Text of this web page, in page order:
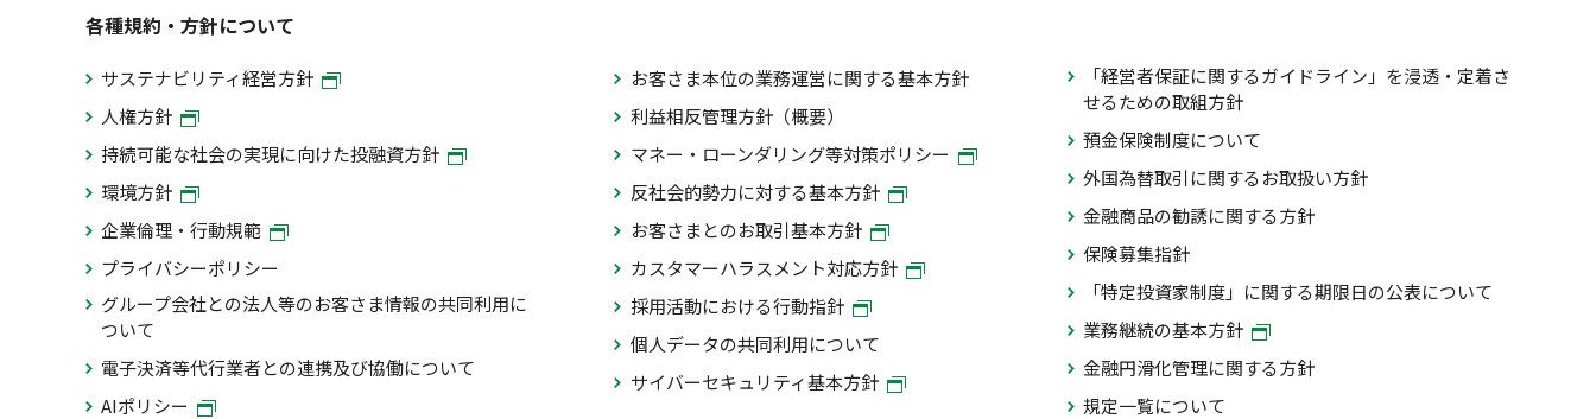
各種規約・方針について
サステナビリティ経営方針
人権方針
持続可能な社会の実現に向けた投融資方針
環境方針
企業倫理・行動規範
プライバシーポリシー
グループ会社との法人等のお客さま情報の共同利用に
ついて
電子決済等代行業者との連携及び協働について
AIポリシー
お客さま本位の業務運営に関する基本方針
利益相反管理方針（概要）
マネー・ローンダリング等対策ポリシー
反社会的勢力に対する基本方針
お客さまとのお取引基本方針
カスタマーハラスメント対応方針
採用活動における行動指針
個人データの共同利用について
サイバーセキュリティ基本方針
「経営者保証に関するガイドライン」を浸透・定着さ
せるための取組方針
預金保険制度について
外国為替取引に関するお取扱い方針
金融商品の勧誘に関する方針
保険募集指針
「特定投資家制度」に関する期限日の公表について
業務継続の基本方針
金融円滑化管理に関する方針
規定一覧について